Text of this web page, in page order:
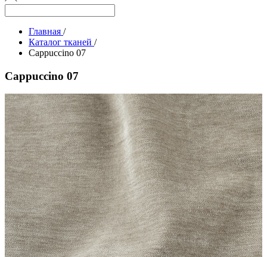
Главная /
Каталог тканей /
Cappuccino 07
Cappuccino 07